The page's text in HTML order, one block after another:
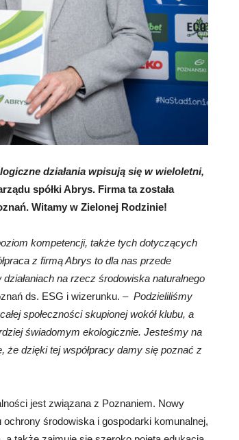
działania wpisują się w wieloletni,
spółki Abrys. Firma ta została
Witamy w Zielonej Rodzinie!
kompetencji, także tych dotyczących
z firmą Abrys to dla nas przede
na rzecz środowiska naturalnego
ds. ESG i wizerunku. – Podzieliliśmy
społeczności skupionej wokół klubu, a
świadomym ekologicznie. Jesteśmy na
że dzięki tej współpracy damy się poznać z
jest związana z Poznaniem. Nowy
środowiska i gospodarki komunalnej,